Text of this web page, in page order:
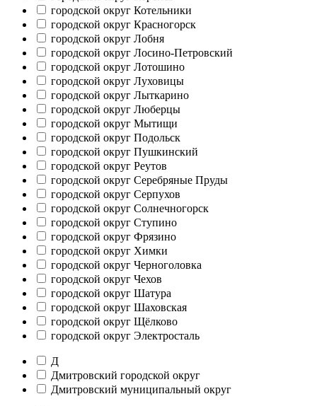
городской округ Котельники
городской округ Красногорск
городской округ Лобня
городской округ Лосино-Петровский
городской округ Лотошино
городской округ Луховицы
городской округ Лыткарино
городской округ Люберцы
городской округ Мытищи
городской округ Подольск
городской округ Пушкинский
городской округ Реутов
городской округ Серебряные Пруды
городской округ Серпухов
городской округ Солнечногорск
городской округ Ступино
городской округ Фрязино
городской округ Химки
городской округ Черноголовка
городской округ Чехов
городской округ Шатура
городской округ Шаховская
городской округ Щёлково
городской округ Электросталь
Д
Дмитровский городской округ
Дмитровский муниципальный округ